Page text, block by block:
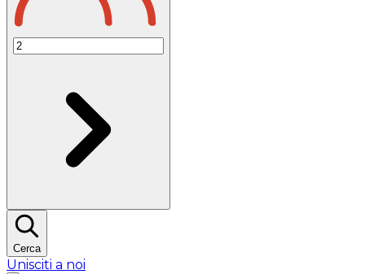
Cerca
Unisciti a noi